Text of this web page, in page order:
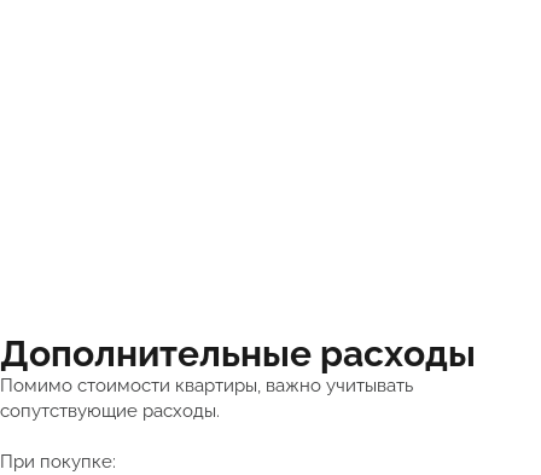
Дополнительные расходы
Помимо стоимости квартиры, важно учитывать
сопутствующие расходы.
При покупке: